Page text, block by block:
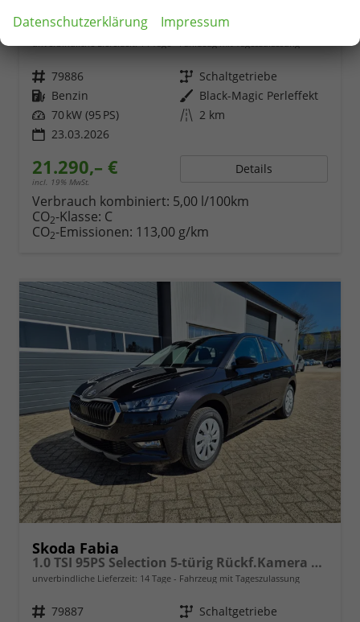
Skoda Fabia
Fahrzeugnr. 79886 Getriebe Schaltgetriebe
Kraftstoff Benzin Außenfarbe Black-Magic Perleffekt
Leistung 70 kW (95 PS) Kilometerstand 2 km
23.03.2026
21.290,– €
incl. 19% MwSt.
Details
Verbrauch kombiniert: 5,00 l/100km
CO2-Klasse: C
CO2-Emissionen: 113,00 g/km
Skoda Fabia
1.0 TSI 95PS Selection 5-türig Rückf.Kamera Parksensoren Sitzheizung Multifunktionslenkrad Klima Skoda-Radio Bluetooth Touchscreen Tempomat Nebelsch. Apple CarPlay + Android Auto
unverbindliche Lieferzeit: 14 Tage Fahrzeug mit Tageszulassung
Fahrzeugnr. 79887 Getriebe Schaltgetriebe
Datenschutzerklärung Impressum